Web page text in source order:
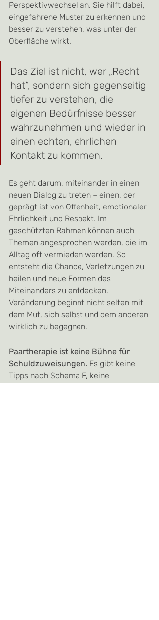
Perspektivwechsel an. Sie hilft dabei,
eingefahrene Muster zu erkennen und
besser zu verstehen, was unter der
Oberfläche wirkt.
Das Ziel ist nicht, wer „Recht
hat“, sondern sich gegenseitig
tiefer zu verstehen, die
eigenen Bedürfnisse besser
wahrzunehmen und wieder in
einen echten, ehrlichen
Kontakt zu kommen.
Es geht darum, miteinander in einen
neuen Dialog zu treten – einen, der
geprägt ist von Offenheit, emotionaler
Ehrlichkeit und Respekt. Im
geschützten Rahmen können auch
Themen angesprochen werden, die im
Alltag oft vermieden werden. So
entsteht die Chance, Verletzungen zu
heilen und neue Formen des
Miteinanders zu entdecken.
Veränderung beginnt nicht selten mit
dem Mut, sich selbst und dem anderen
wirklich zu begegnen.
Paartherapie ist keine Bühne für
Schuldzuweisungen. Es gibt keine
Tipps nach Schema F, keine